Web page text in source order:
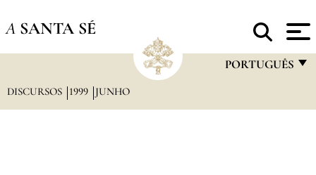
A SANTA SÉ
PORTUGUÊS
DISCURSOS 1999 JUNHO